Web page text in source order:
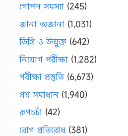
গোপন সমস্যা (245)
জানা অজানা (1,031)
ডিগ্রি ও উন্মুক্ত (642)
নিয়োগ পরীক্ষা (1,282)
পরীক্ষা প্রস্তুতি (6,673)
প্রশ্ন সমাধান (1,940)
রূপচর্চা (42)
রোগ প্রতিরোধ(381)